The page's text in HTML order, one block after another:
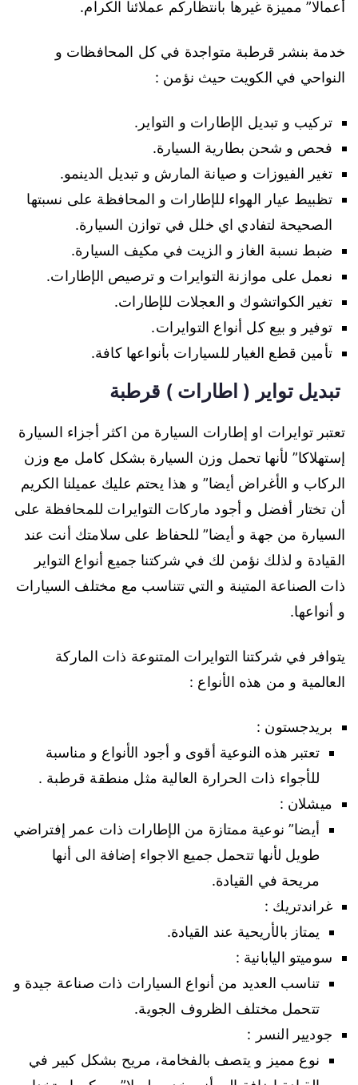
أعمالا” مميزة غيرها بانتظاركم عملائنا الكرام.
خدمة بنشر قرطبة متواجدة في كل المحافظات و
النواحي في الكويت حيث نؤمن :
تركيب و تبديل الإطارات و التواير.
فحص و شحن بطارية السيارة.
تغير الفيوزات و صيانة المارش و تبديل الدينمو.
تظبيط عيار الهواء للإطارات و المحافظة على نسبتها
الصحيحة لتفادي اي خلل في توازن السيارة.
ضبط نسبة الغاز و الزيت في مكيف السيارة.
نعمل على موازنة التوايرات و ترصيص الإطارات.
تغير الكواتشوك و العجلات للإطارات.
توفير و بيع كل أنواع التوايرات.
تأمين قطع الغيار للسيارات بأنواعها كافة.
تبديل تواير ( اطارات ) قرطبة
تعتبر توايرات او إطارات السيارة من اكثر أجزاء السيارة
إستهلاكا” لأنها تحمل وزن السيارة بشكل كامل مع وزن
الركاب و الأغراض أيضا” و هذا يحتم عليك عميلنا الكريم
أن تختار أفضل و أجود ماركات التوايرات للمحافظة على
السيارة من جهة و أيضا” للحفاظ على سلامتك أنت عند
القيادة و لذلك نؤمن لك في شركتنا جميع أنواع التواير
ذات الصناعة المتينة و التي تتناسب مع مختلف السيارات
و أنواعها.
يتوافر في شركتنا التوايرات المتنوعة ذات الماركة
العالمية و من هذه الأنواع :
بريدجستون :
تعتبر هذه النوعية أقوى و أجود الأنواع و مناسبة
للأجواء ذات الحرارة العالية مثل منطقة قرطبة .
ميشلان :
أيضا” نوعية ممتازة من الإطارات ذات عمر إفتراضي
طويل لأنها تتحمل جميع الاجواء إضافة الى أنها
مريحة في القيادة.
غراندتريك :
يمتاز بالأريحية عند القيادة.
سوميتو اليابانية :
تناسب العديد من أنواع السيارات ذات صناعة جيدة و
تتحمل مختلف الظروف الجوية.
جوديير النسر :
نوع مميز و يتصف بالفخامة، مريح بشكل كبير في